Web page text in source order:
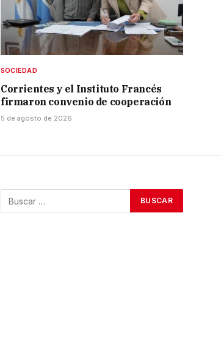
SOCIEDAD
Corrientes y el Instituto Francés
firmaron convenio de cooperación
5 de agosto de 2026